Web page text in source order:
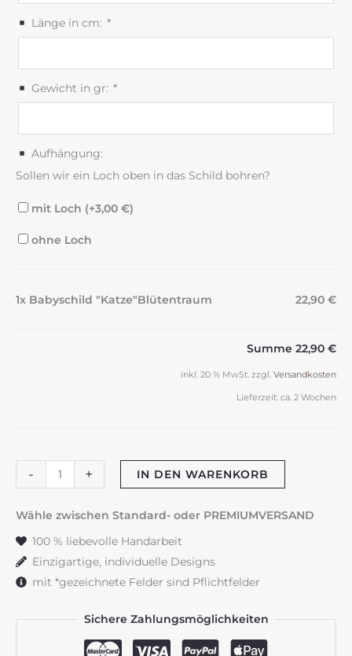
Länge in cm: *
Gewicht in gr: *
Aufhängung:
Sollen wir ein Loch oben in das Schild bohren?
mit Loch (+3,00 €)
ohne Loch
1x Babyschild "Katze"Blütentraum 22,90 €
Summe 22,90 €
inkl. 20 % MwSt. zzgl. Versandkosten
Lieferzeit: ca. 2 Wochen
-
Babyschild
"Katze"Blütentraum
Menge
+ IN DEN WARENKORB
Wähle zwischen Standard- oder PREMIUMVERSAND
100 % liebevolle Handarbeit
Einzigartige, individuelle Designs
mit *gezeichnete Felder sind Pflichtfelder
Sichere Zahlungsmöglichkeiten